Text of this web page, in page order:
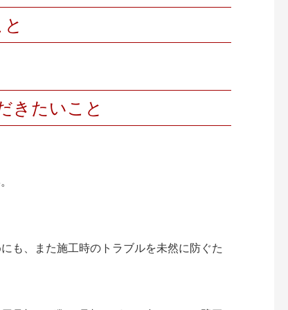
きたいこと
も、また施工時のトラブルを未然に防ぐた